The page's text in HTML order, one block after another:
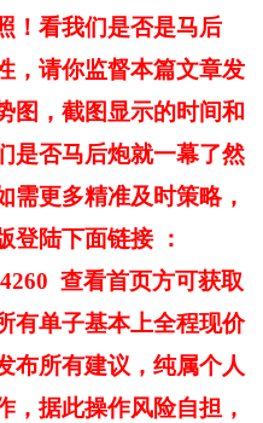
！看我们是否是马后
，请你监督本篇文章发
图，截图显示的时间和
是否马后炮就一幕了然
需更多精准及时策略，
登陆下面链接 ：
查看首页方可获取
有单子基本上全程现价
布所有建议，纯属个人
，据此操作风险自担，